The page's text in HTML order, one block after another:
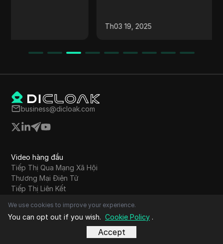
business@dicloak.com
Video hàng đầu
Tiếp Thị Qua Mạng Xã Hội
Thương Mại Điện Tử
Tiếp Thị Liên Kết
Canh tác airdrop
Quảng cáo trực tuyến
We use cookies to improve your experience.
You can opt out if you wish. Cookie Policy .
Accept